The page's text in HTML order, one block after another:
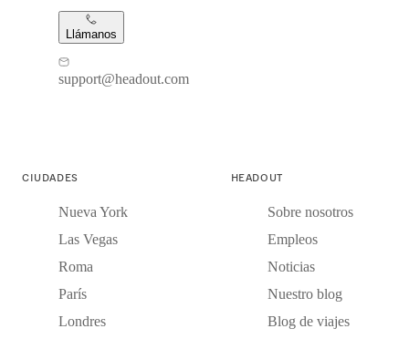
Llámanos
support@headout.com
CIUDADES
Nueva York
Las Vegas
Roma
París
Londres
HEADOUT
Sobre nosotros
Empleos
Noticias
Nuestro blog
Blog de viajes